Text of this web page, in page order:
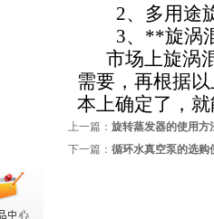
2、多用途
3、 **旋涡
市场上旋涡
需要，再根据
本上确定了，
上一篇： 旋转蒸发器的使用方
下一篇： 循环水真空泵的选购